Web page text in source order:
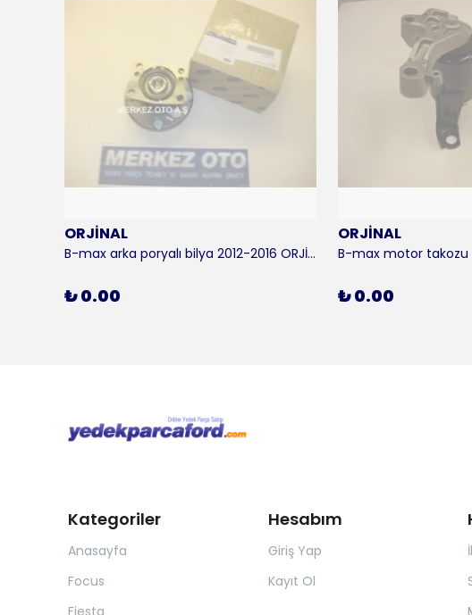
ORJİNAL
B-max arka poryalı bilya 2012-2016 ORJİNAL
₺ 0.00
ORJİNAL
₺ 0.00
Kategoriler
Anasayfa
Focus
Hesabım
Giriş Yap
Kayıt Ol